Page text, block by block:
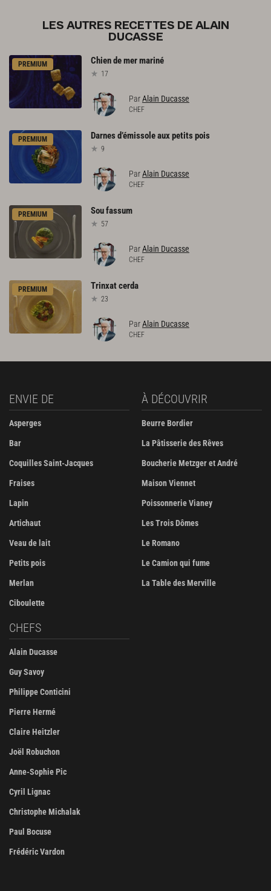
LES AUTRES RECETTES DE ALAIN
DUCASSE
PREMIUM Chiendemermariné
17
ParAlain Ducasse
CHEF
PREMIUM Darnesd’émissoleauxpetitspois
9
ParAlain Ducasse
CHEF
PREMIUM Soufassum
57
ParAlain Ducasse
CHEF
PREMIUM Trinxatcerda
23
ParAlain Ducasse
CHEF
ENVIE DE
Asperges
Bar
Coquilles Saint-Jacques
Fraises
Lapin
Artichaut
Veau de lait
Petits pois
Merlan
Ciboulette
À DÉCOUVRIR
Beurre Bordier
La Pâtisserie des Rêves
Boucherie Metzger et André
Maison Viennet
Poissonnerie Vianey
Les Trois Dômes
Le Romano
Le Camion qui fume
La Table des Merville
CHEFS
Alain Ducasse
Guy Savoy
Philippe Conticini
Pierre Hermé
Claire Heitzler
Joël Robuchon
Anne-Sophie Pic
Cyril Lignac
Christophe Michalak
Paul Bocuse
Frédéric Vardon